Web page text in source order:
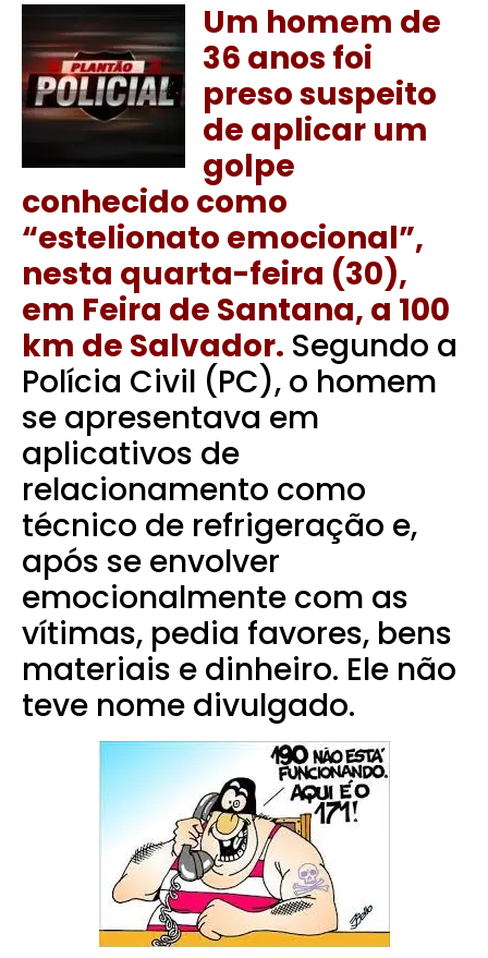
Um homem de
36 anos foi
preso suspeito
de aplicar um
golpe
conhecido como
“estelionato emocional”,
nesta quarta-feira (30),
em Feira de Santana, a 100
km de Salvador. Segundo a
Polícia Civil (PC), o homem
se apresentava em
aplicativos de
relacionamento como
técnico de refrigeração e,
após se envolver
emocionalmente com as
vítimas, pedia favores, bens
materiais e dinheiro. Ele não
teve nome divulgado.